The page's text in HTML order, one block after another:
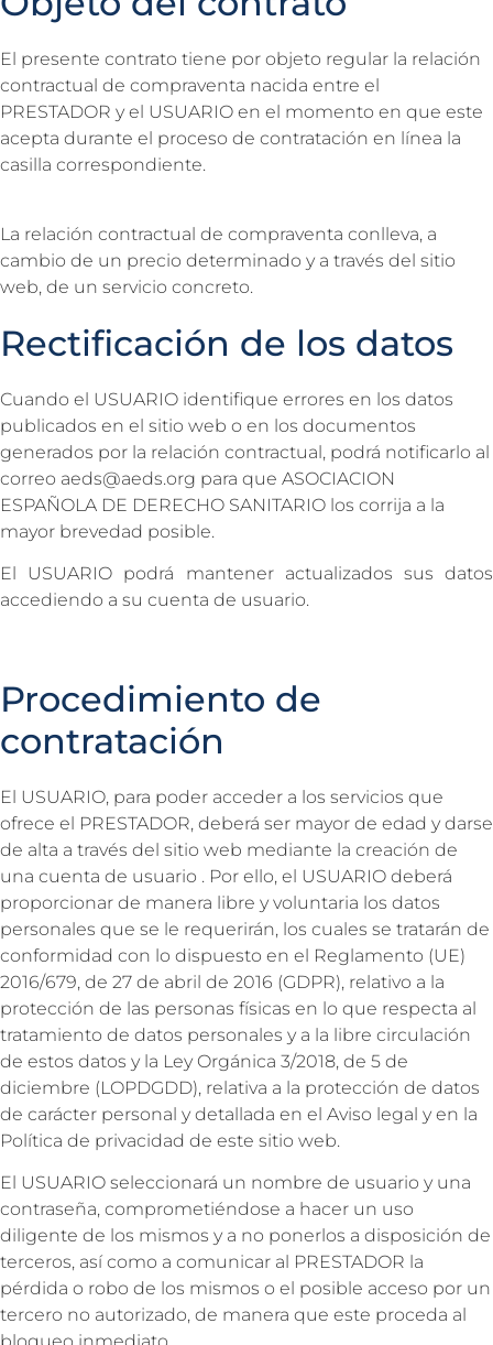
El presente contrato tiene por objeto regular la relación
contractual de compraventa nacida entre el
PRESTADOR y el USUARIO en el momento en que este
acepta durante el proceso de contratación en línea la
casilla correspondiente.
La relación contractual de compraventa conlleva, a
cambio de un precio determinado y a través del sitio
web, de un servicio concreto.
Rectificación de los datos
Cuando el USUARIO identifique errores en los datos
publicados en el sitio web o en los documentos
generados por la relación contractual, podrá notificarlo al
correo aeds@aeds.org para que ASOCIACION
ESPAÑOLA DE DERECHO SANITARIO los corrija a la
mayor brevedad posible.
El USUARIO podrá mantener actualizados sus datos
accediendo a su cuenta de usuario.
Procedimiento de
contratación
El USUARIO, para poder acceder a los servicios que
ofrece el PRESTADOR, deberá ser mayor de edad y darse
de alta a través del sitio web mediante la creación de
una cuenta de usuario . Por ello, el USUARIO deberá
proporcionar de manera libre y voluntaria los datos
personales que se le requerirán, los cuales se tratarán de
conformidad con lo dispuesto en el Reglamento (UE)
2016/679, de 27 de abril de 2016 (GDPR), relativo a la
protección de las personas físicas en lo que respecta al
tratamiento de datos personales y a la libre circulación
de estos datos y la Ley Orgánica 3/2018, de 5 de
diciembre (LOPDGDD), relativa a la protección de datos
de carácter personal y detallada en el Aviso legal y en la
Política de privacidad de este sitio web.
El USUARIO seleccionará un nombre de usuario y una
contraseña, comprometiéndose a hacer un uso
diligente de los mismos y a no ponerlos a disposición de
terceros, así como a comunicar al PRESTADOR la
pérdida o robo de los mismos o el posible acceso por un
tercero no autorizado, de manera que este proceda al